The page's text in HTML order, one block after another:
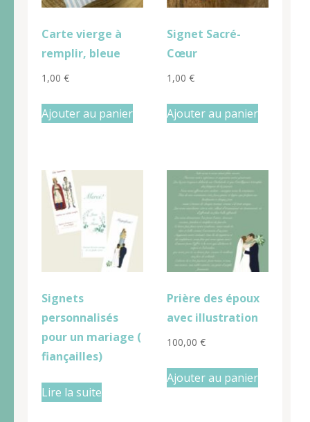
Carte vierge à
remplir, bleue
1,00 €
Ajouter au panier
Signet Sacré-
Cœur
1,00 €
Ajouter au panier
Signets
personnalisés
pour un mariage (
fiançailles)
Lire la suite
Prière des époux
avec illustration
100,00 €
Ajouter au panier